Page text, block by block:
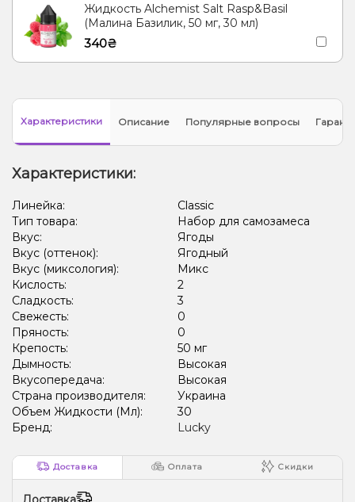
Жидкость Alchemist Salt Rasp&Basil
(Малина Базилик, 50 мг, 30 мл)
340₴
Характеристики Описание Популярные вопросы
Характеристики:
Линейка:
Classic
Тип товара:
Набор для самозамеса
Вкус:
Ягоды
Вкус (оттенок):
Ягодный
Вкус (миксология):
Микс
Кислость:
2
Сладкость:
3
Свежесть:
0
Пряность:
0
Крепость:
50 мг
Дымность:
Высокая
Вкусопередача:
Высокая
Страна производителя:
Украина
Объем Жидкости (Мл):
30
Бренд:
Lucky
Доставка Оплата Скидки